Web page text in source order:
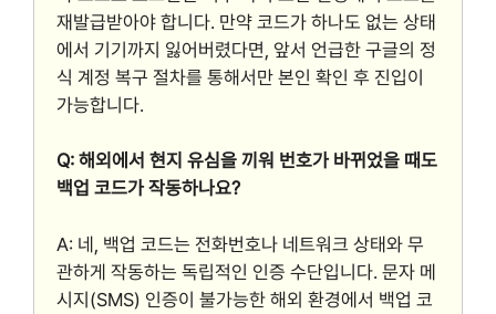
재발급받아야 합니다. 만약 코드가 하나도 없는 상태
에서 기기까지 잃어버렸다면, 앞서 언급한 구글의 정
식 계정 복구 절차를 통해서만 본인 확인 후 진입이
가능합니다.
Q: 해외에서 현지 유심을 끼워 번호가 바뀌었을 때도
백업 코드가 작동하나요?
A: 네, 백업 코드는 전화번호나 네트워크 상태와 무
관하게 작동하는 독립적인 인증 수단입니다. 문자 메
시지(SMS) 인증이 불가능한 해외 환경에서 백업 코